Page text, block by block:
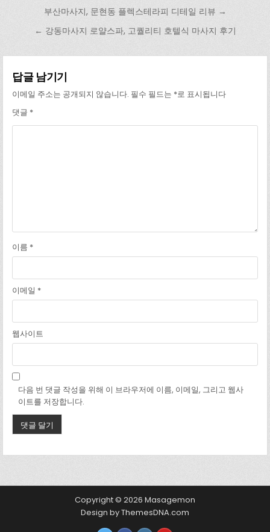
글 탐색부산마사지, 문현동 플렉스테라피 디테일 리뷰 →
← 강동마사지 로얄스파, 고퀄리티 호텔식 마사지 후기
답글 남기기
이메일 주소는 공개되지 않습니다. 필수 필드는 *로 표시됩니다
댓글 *
이름 *
이메일 *
웹사이트
다음 번 댓글 작성을 위해 이 브라우저에 이름, 이메일, 그리고 웹사
이트를 저장합니다.
Copyright © 2026 Masagemon
Design by ThemesDNA.com